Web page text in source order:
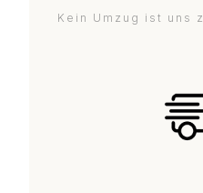
Kein Umzug ist uns